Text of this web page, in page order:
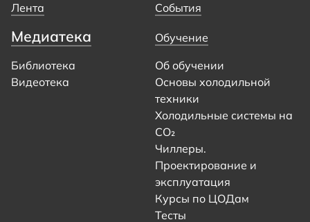
Лента События
Медиатека
Библиотека
Видеотека
Обучение
Об обучении
Основы холодильной
техники
Холодильные системы на
CO₂
Чиллеры.
Проектирование и
эксплуатация
Курсы по ЦОДам
Тесты